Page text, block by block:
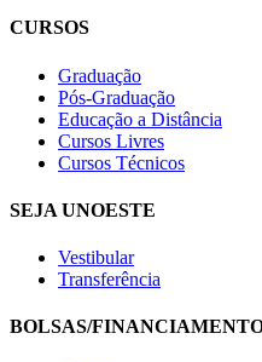
CURSOS
Graduação
Pós-Graduação
Educação a Distância
Cursos Livres
Cursos Técnicos
SEJA UNOESTE
Vestibular
Transferência
BOLSAS/